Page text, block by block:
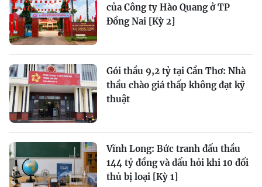
của Công ty Hào Quang ở TP
Đồng Nai [Kỳ 2]
Gói thầu 9,2 tỷ tại Cần Thơ: Nhà
thầu chào giá thấp không đạt kỹ
thuật
Vĩnh Long: Bức tranh đấu thầu
144 tỷ đồng và dấu hỏi khi 10 đối
thủ bị loại [Kỳ 1]